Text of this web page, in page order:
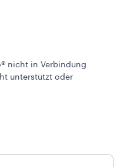
nicht in Verbindung
unterstützt oder